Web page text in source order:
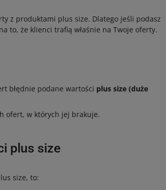
z produktami plus size. Dlatego jeśli podasz
to, że klienci trafią właśnie na Twoje oferty.
błędnie podane wartości plus size (duże
ofert, w których jej brakuje.
plus size
size, to: